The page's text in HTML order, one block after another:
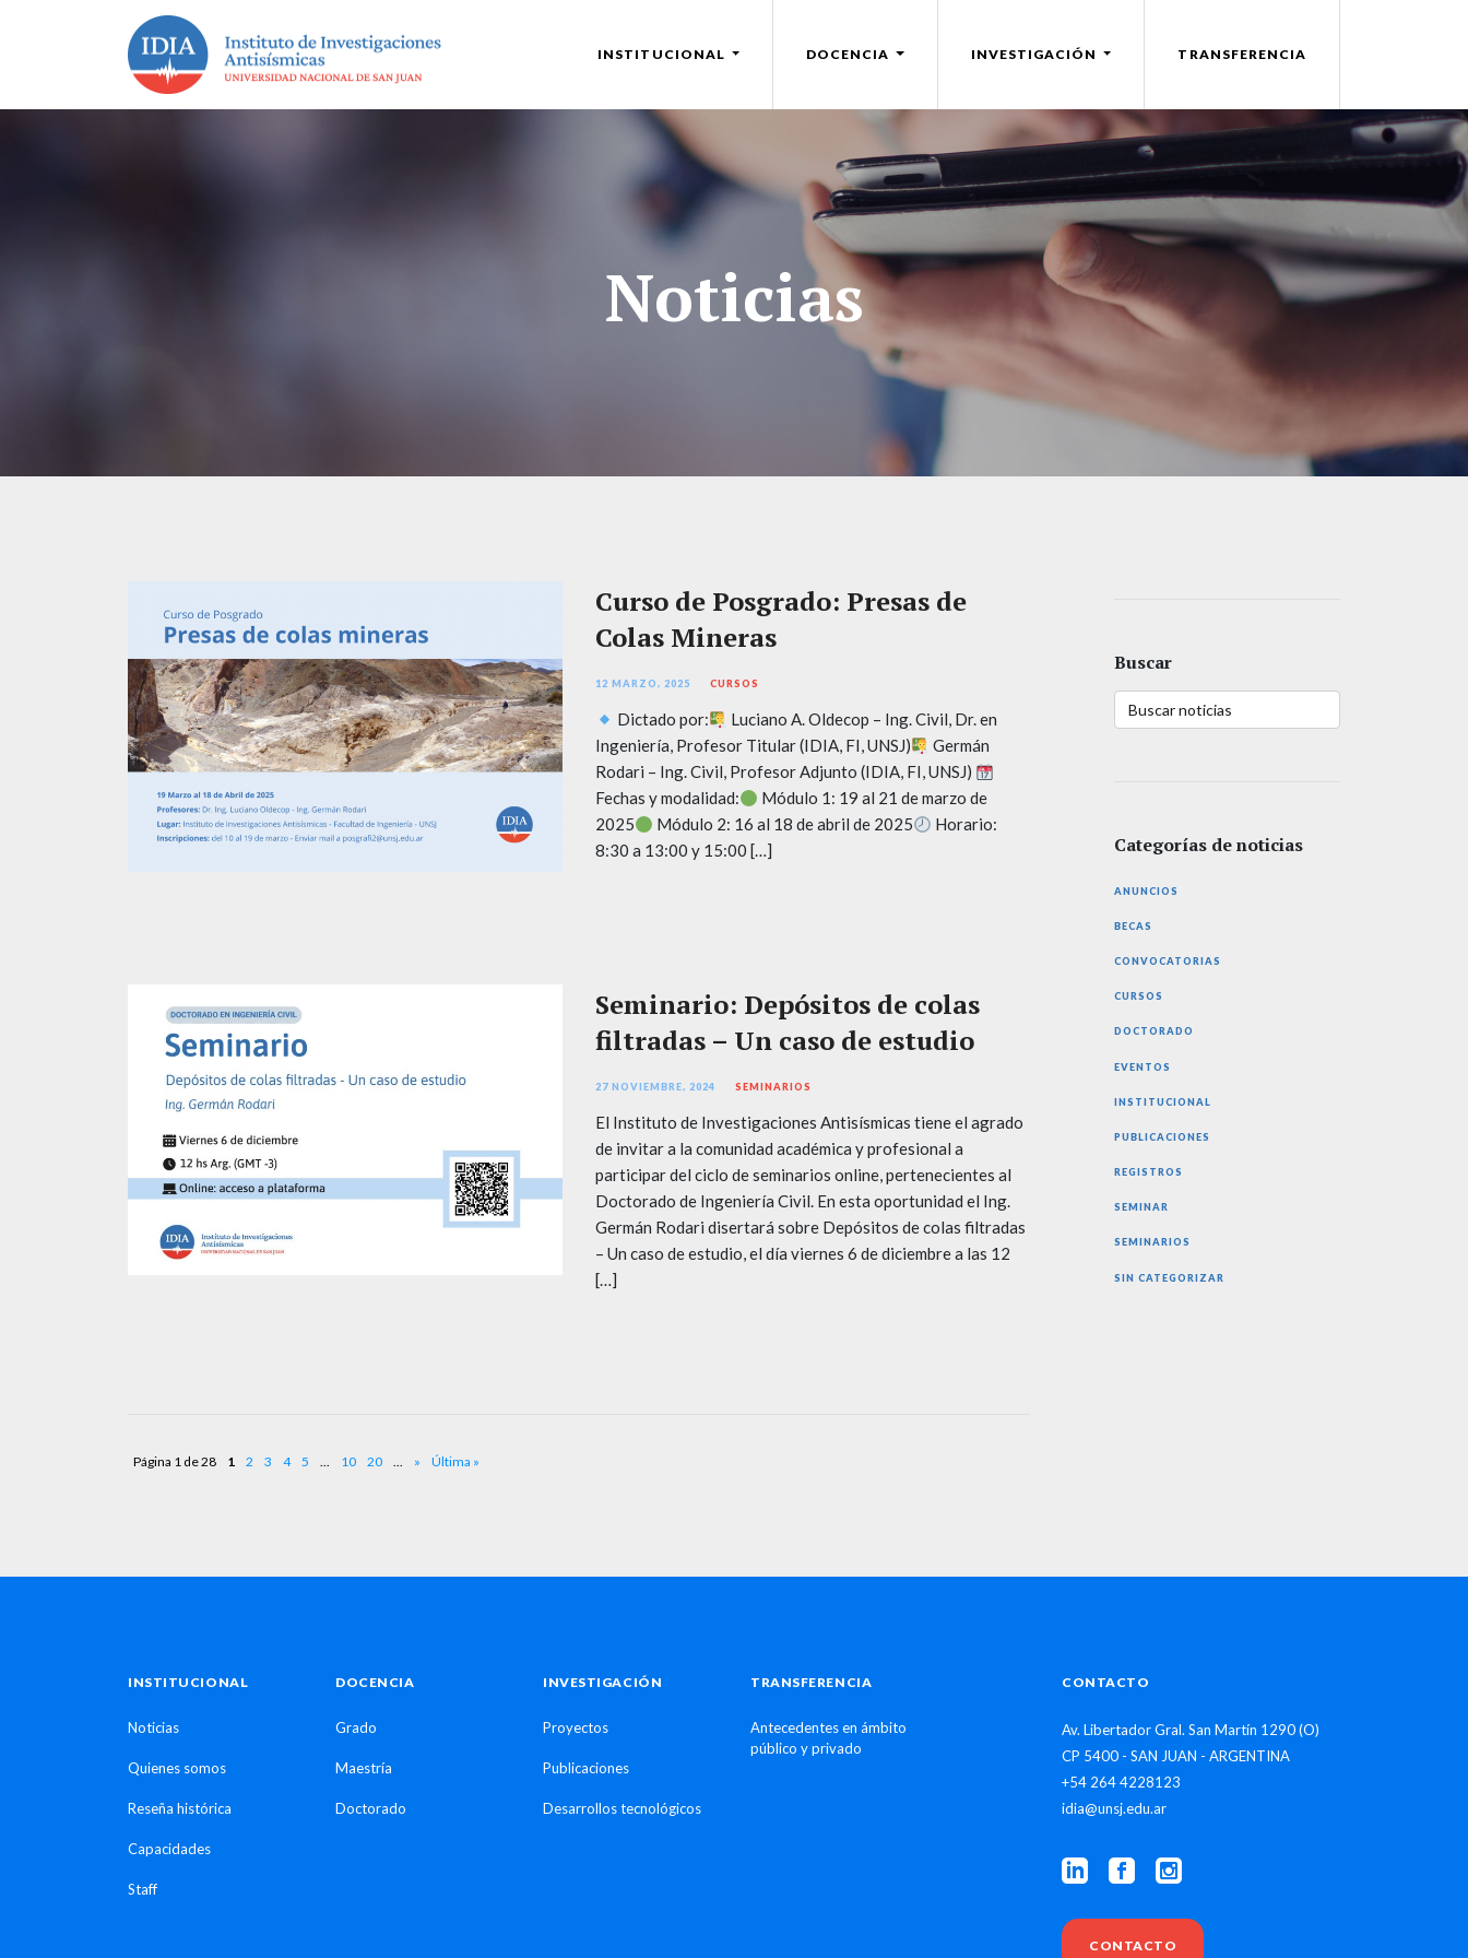
INSTITUCIONAL DOCENCIA INVESTIGACIÓN TRANSFERENCIA
Noticias
Curso de Posgrado: Presas de
Colas Mineras
12 MARZO, 2025 CURSOS
Dictado por:
Luciano A. Oldecop – Ing. Civil, Dr. en
Ingeniería, Profesor Titular (IDIA, FI, UNSJ)
Germán
Rodari – Ing. Civil, Profesor Adjunto (IDIA, FI, UNSJ)
Fechas y modalidad:
Módulo 1: 19 al 21 de marzo de
2025
Módulo 2: 16 al 18 de abril de 2025
Horario:
8:30 a 13:00 y 15:00 […]
Seminario: Depósitos de colas
filtradas – Un caso de estudio
27 NOVIEMBRE, 2024 SEMINARIOS
El Instituto de Investigaciones Antisísmicas tiene el agrado
de invitar a la comunidad académica y profesional a
participar del ciclo de seminarios online, pertenecientes al
Doctorado de Ingeniería Civil. En esta oportunidad el Ing.
Germán Rodari disertará sobre Depósitos de colas filtradas
– Un caso de estudio, el día viernes 6 de diciembre a las 12
[…]
Página 1 de 28 1 2 3 4 5 ... 10 20 ... » Última »
Buscar
Categorías de noticias
ANUNCIOS
BECAS
CONVOCATORIAS
CURSOS
DOCTORADO
EVENTOS
INSTITUCIONAL
PUBLICACIONES
REGISTROS
SEMINAR
SEMINARIOS
SIN CATEGORIZAR
INSTITUCIONAL
Noticias
Quienes somos
Reseña histórica
Capacidades
Staff
DOCENCIA
Grado
Maestría
Doctorado
INVESTIGACIÓN
Proyectos
Publicaciones
Desarrollos tecnológicos
TRANSFERENCIA
Antecedentes en ámbito
público y privado
CONTACTO
Av. Libertador Gral. San Martín 1290 (O)
CP 5400 - SAN JUAN - ARGENTINA
+54 264 4228123
idia@unsj.edu.ar
CONTACTO